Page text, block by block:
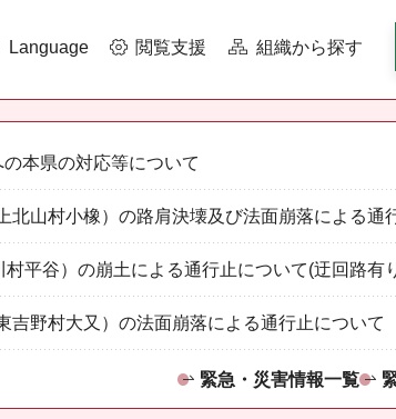
Language 閲覧支援 組織から探す
本県の対応等について
北山村小橡）の路肩決壊及び法面崩落による通
村平谷）の崩土による通行止について(迂回路有
吉野村大又）の法面崩落による通行止について
緊急・災害情報一覧